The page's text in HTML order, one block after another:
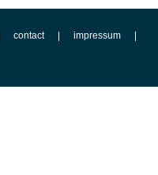
contact
impressum